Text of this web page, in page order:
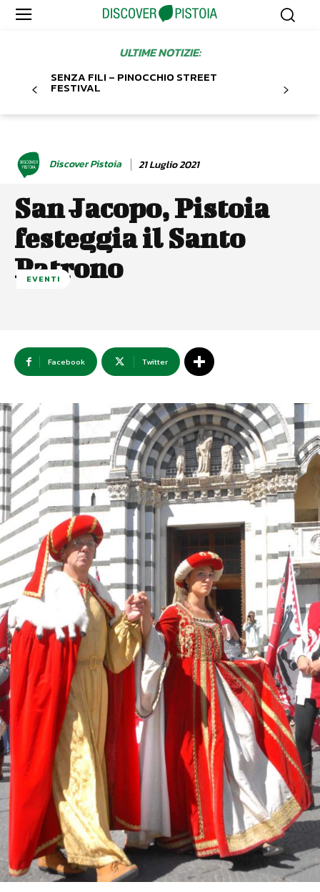
ULTIME NOTIZIE:
SENZA FILI – PINOCCHIO STREET
FESTIVAL
Discover Pistoia 21 Luglio 2021
San Jacopo, Pistoia
festeggia il Santo
Patrono
EVENTI
Facebook Twitter